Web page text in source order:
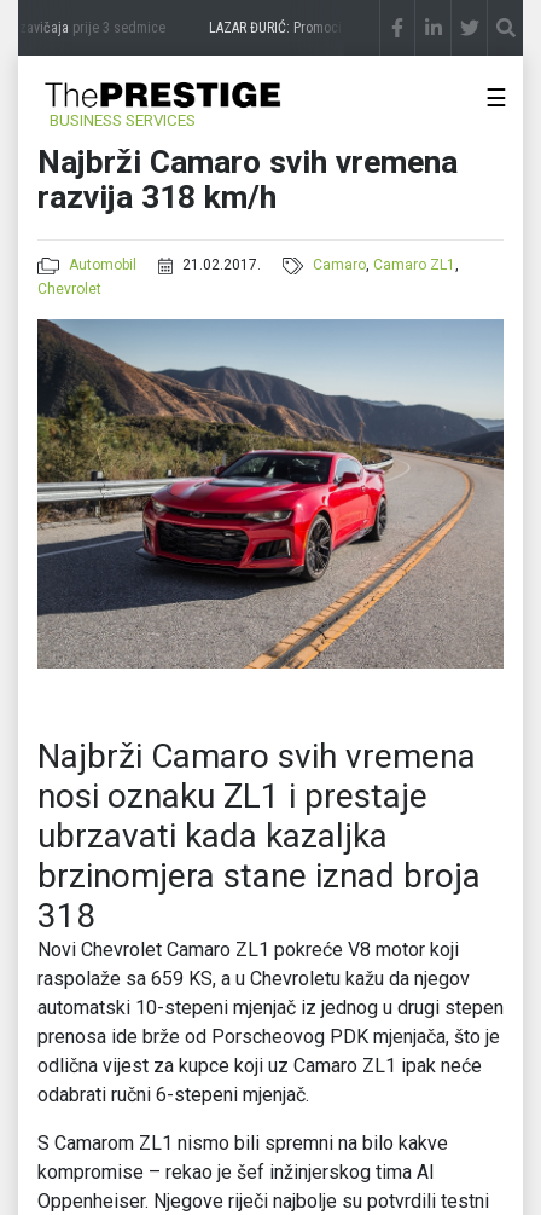
zavičajaprije 3 sedmice LAZAR ĐURIĆ: Promocija potencijal pretvara u destinaciju
BUSINESS SERVICES
☰
Najbrži Camaro svih vremena
razvija 318 km/h
Automobil 21.02.2017. Camaro,Camaro ZL1,
Chevrolet
Najbrži Camaro svih vremena
nosi oznaku ZL1 i prestaje
ubrzavati kada kazaljka
brzinomjera stane iznad broja
318
Novi Chevrolet Camaro ZL1 pokreće V8 motor koji
raspolaže sa 659 KS, a u Chevroletu kažu da njegov
automatski 10-stepeni mjenjač iz jednog u drugi stepen
prenosa ide brže od Porscheovog PDK mjenjača, što je
odlična vijest za kupce koji uz Camaro ZL1 ipak neće
odabrati ručni 6-stepeni mjenjač.
S Camarom ZL1 nismo bili spremni na bilo kakve
kompromise – rekao je šef inžinjerskog tima Al
Oppenheiser. Njegove riječi najbolje su potvrdili testni